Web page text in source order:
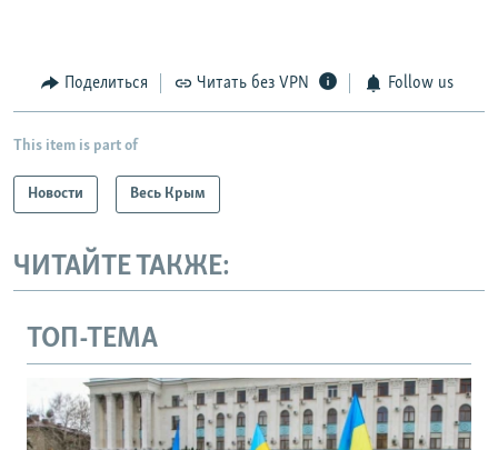
Поделиться Читать без VPN Follow us
This item is part of
Новости Весь Крым
ЧИТАЙТЕ ТАКЖЕ:
ТОП-ТЕМА